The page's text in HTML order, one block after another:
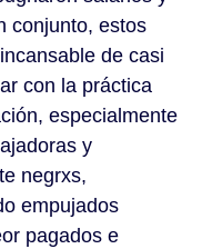
conjunto, estos
de casi
con la práctica
especialmente
y
negrxs,
empujados
pagados e